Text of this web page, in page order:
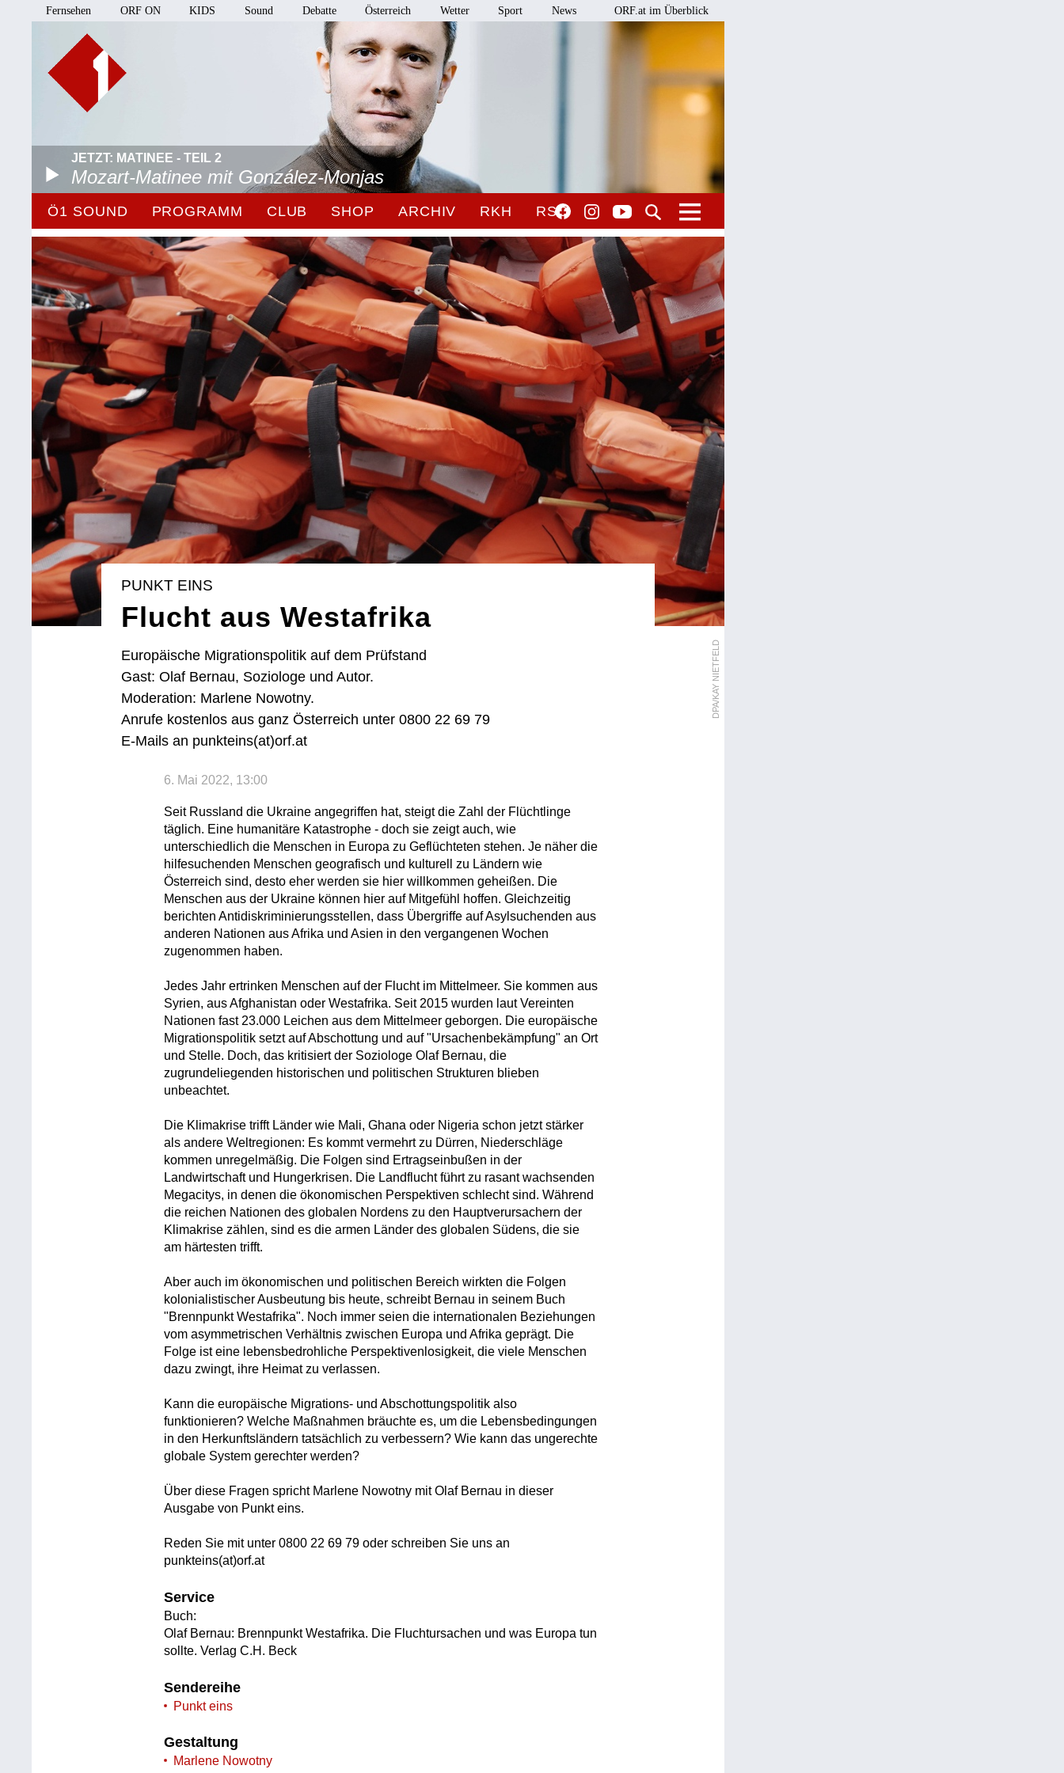
Fernsehen ORF ON KIDS Sound Debatte Österreich Wetter Sport News ORF.at im Überblick
JETZT: MATINEE - TEIL 2
Mozart-Matinee mit González-Monjas
Ö1 SOUND PROGRAMM CLUB SHOP ARCHIV RKH RSO
DPA/KAY NIETFELD
PUNKT EINS
Flucht aus Westafrika
Europäische Migrationspolitik auf dem Prüfstand
Gast: Olaf Bernau, Soziologe und Autor.
Moderation: Marlene Nowotny.
Anrufe kostenlos aus ganz Österreich unter 0800 22 69 79
E-Mails an punkteins(at)orf.at
6. Mai 2022, 13:00
Seit Russland die Ukraine angegriffen hat, steigt die Zahl der Flüchtlinge
täglich. Eine humanitäre Katastrophe - doch sie zeigt auch, wie
unterschiedlich die Menschen in Europa zu Geflüchteten stehen. Je näher die
hilfesuchenden Menschen geografisch und kulturell zu Ländern wie
Österreich sind, desto eher werden sie hier willkommen geheißen. Die
Menschen aus der Ukraine können hier auf Mitgefühl hoffen. Gleichzeitig
berichten Antidiskriminierungsstellen, dass Übergriffe auf Asylsuchenden aus
anderen Nationen aus Afrika und Asien in den vergangenen Wochen
zugenommen haben.
Jedes Jahr ertrinken Menschen auf der Flucht im Mittelmeer. Sie kommen aus
Syrien, aus Afghanistan oder Westafrika. Seit 2015 wurden laut Vereinten
Nationen fast 23.000 Leichen aus dem Mittelmeer geborgen. Die europäische
Migrationspolitik setzt auf Abschottung und auf "Ursachenbekämpfung" an Ort
und Stelle. Doch, das kritisiert der Soziologe Olaf Bernau, die
zugrundeliegenden historischen und politischen Strukturen blieben
unbeachtet.
Die Klimakrise trifft Länder wie Mali, Ghana oder Nigeria schon jetzt stärker
als andere Weltregionen: Es kommt vermehrt zu Dürren, Niederschläge
kommen unregelmäßig. Die Folgen sind Ertragseinbußen in der
Landwirtschaft und Hungerkrisen. Die Landflucht führt zu rasant wachsenden
Megacitys, in denen die ökonomischen Perspektiven schlecht sind. Während
die reichen Nationen des globalen Nordens zu den Hauptverursachern der
Klimakrise zählen, sind es die armen Länder des globalen Südens, die sie
am härtesten trifft.
Aber auch im ökonomischen und politischen Bereich wirkten die Folgen
kolonialistischer Ausbeutung bis heute, schreibt Bernau in seinem Buch
"Brennpunkt Westafrika". Noch immer seien die internationalen Beziehungen
vom asymmetrischen Verhältnis zwischen Europa und Afrika geprägt. Die
Folge ist eine lebensbedrohliche Perspektivenlosigkeit, die viele Menschen
dazu zwingt, ihre Heimat zu verlassen.
Kann die europäische Migrations- und Abschottungspolitik also
funktionieren? Welche Maßnahmen bräuchte es, um die Lebensbedingungen
in den Herkunftsländern tatsächlich zu verbessern? Wie kann das ungerechte
globale System gerechter werden?
Über diese Fragen spricht Marlene Nowotny mit Olaf Bernau in dieser
Ausgabe von Punkt eins.
Reden Sie mit unter 0800 22 69 79 oder schreiben Sie uns an
punkteins(at)orf.at
Service
Buch:
Olaf Bernau: Brennpunkt Westafrika. Die Fluchtursachen und was Europa tun
sollte. Verlag C.H. Beck
Sendereihe
Punkt eins
Gestaltung
Marlene Nowotny